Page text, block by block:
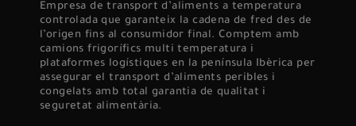
Empresa de transport d’aliments a temperatura
controlada que garanteix la cadena de fred des de
l’origen fins al consumidor final. Comptem amb
camions frigorífics multi temperatura i
plataformes logístiques en la península Ibèrica per
assegurar el transport d’aliments peribles i
congelats amb total garantia de qualitat i
seguretat alimentària.